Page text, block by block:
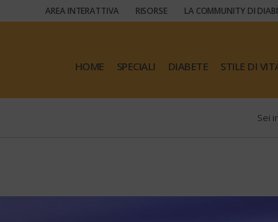
AREA INTERATTIVA RISORSE LA COMMUNITY DI
HOME SPECIALI DIABETE STILE DI
Sei